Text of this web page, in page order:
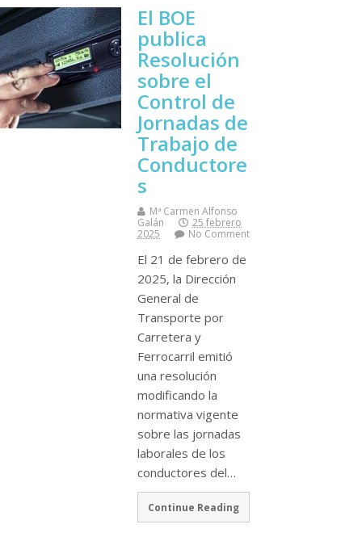
El BOE
publica
Resolución
sobre el
Control de
Jornadas de
Trabajo de
Conductore
s
Mª Carmen Alfonso
Galán
25 febrero
2025
No Comment
El 21 de febrero de
2025, la Dirección
General de
Transporte por
Carretera y
Ferrocarril emitió
una resolución
modificando la
normativa vigente
sobre las jornadas
laborales de los
conductores del…
Continue Reading